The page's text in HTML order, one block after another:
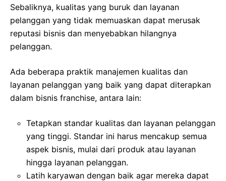
Sebaliknya, kualitas yang buruk dan layanan
pelanggan yang tidak memuaskan dapat merusak
reputasi bisnis dan menyebabkan hilangnya
pelanggan.
Ada beberapa praktik manajemen kualitas dan
layanan pelanggan yang baik yang dapat diterapkan
dalam bisnis franchise, antara lain:
Tetapkan standar kualitas dan layanan pelanggan
yang tinggi. Standar ini harus mencakup semua
aspek bisnis, mulai dari produk atau layanan
hingga layanan pelanggan.
Latih karyawan dengan baik agar mereka dapat